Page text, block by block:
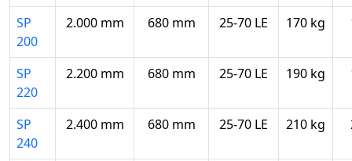
SP
200
2.000 mm 680 mm 25-70 LE 170 kg
SP
220
2.200 mm 680 mm 25-70 LE 190 kg
SP
240
2.400 mm 680 mm 25-70 LE 210 kg